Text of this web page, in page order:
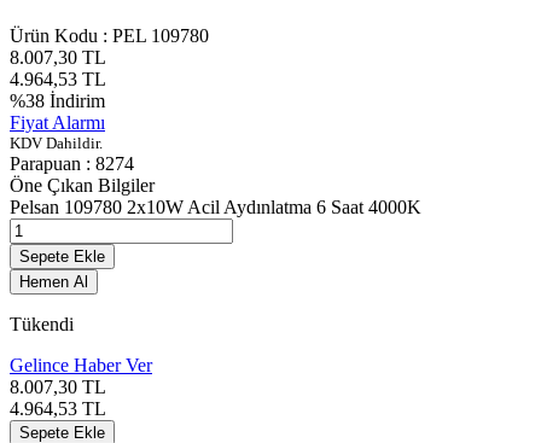
Ürün Kodu : PEL 109780
8.007,30 TL
4.964,53 TL
%38 İndirim
Fiyat Alarmı
KDV Dahildir.
Parapuan : 8274
Öne Çıkan Bilgiler
Pelsan 109780 2x10W Acil Aydınlatma 6 Saat 4000K
Sepete Ekle
Hemen Al
Tükendi
Gelince Haber Ver
8.007,30 TL
4.964,53 TL
Sepete Ekle